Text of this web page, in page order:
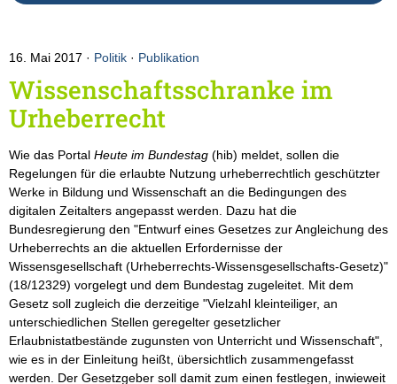
16. Mai 2017 Politik · Publikation
Wissenschaftsschranke im
Urheberrecht
Wie das Portal Heute im Bundestag (hib) meldet, sollen die
Regelungen für die erlaubte Nutzung urheberrechtlich geschützter
Werke in Bildung und Wissenschaft an die Bedingungen des
digitalen Zeitalters angepasst werden. Dazu hat die
Bundesregierung den "Entwurf eines Gesetzes zur Angleichung des
Urheberrechts an die aktuellen Erfordernisse der
Wissensgesellschaft (Urheberrechts-Wissensgesellschafts-Gesetz)"
(18/12329) vorgelegt und dem Bundestag zugeleitet. Mit dem
Gesetz soll zugleich die derzeitige "Vielzahl kleinteiliger, an
unterschiedlichen Stellen geregelter gesetzlicher
Erlaubnistatbestände zugunsten von Unterricht und Wissenschaft",
wie es in der Einleitung heißt, übersichtlich zusammengefasst
werden. Der Gesetzgeber soll damit zum einen festlegen, inwieweit